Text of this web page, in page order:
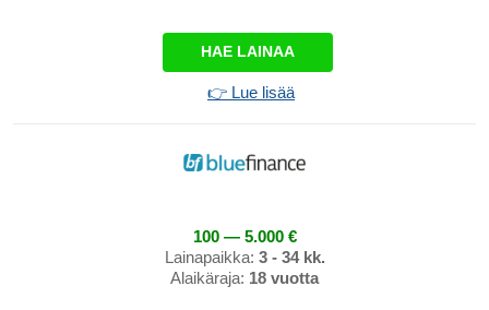
HAE LAINAA
👉 Lue lisää
100 — 5.000 €
Lainapaikka: 3 - 34 kk.
Alaikäraja: 18 vuotta